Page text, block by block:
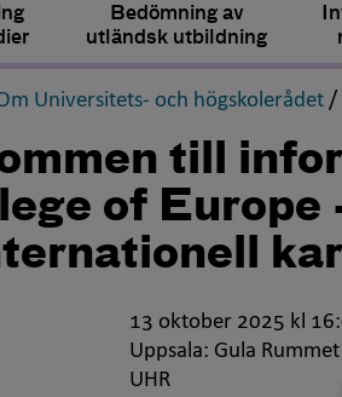
Bedömning av
utländsk utbildning
Universitets- och högskolerådet ,
/
till
of Europe
13 oktober 2025 kl
Uppsala: Gula
UHR